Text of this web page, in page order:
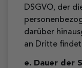
DSGVO, der
darüber
an Dritte
e. Dauer der